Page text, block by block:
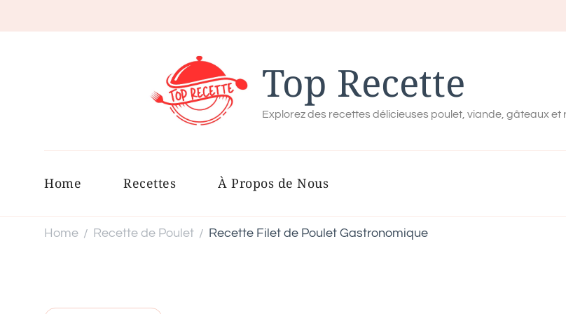
Top Recette
Explorez des recettes délicieuses poulet, viande, gâteaux et
Home Recettes À Propos de Nous
Home / Recette de Poulet / Recette Filet de Poulet Gastronomique